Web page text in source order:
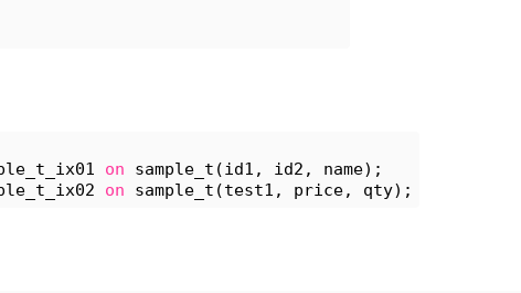
on sample_t(id1, id2, name);
on sample_t(test1, price, qty);